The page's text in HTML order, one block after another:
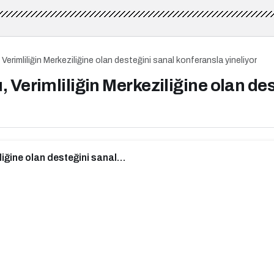
Merkeziliğine olan desteğini sanal konferansla yineliyor
Verimliliğin Merkeziliğine olan
12:47güncellendi